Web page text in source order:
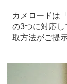
カメロードは
の3つに対応
取方法がご提